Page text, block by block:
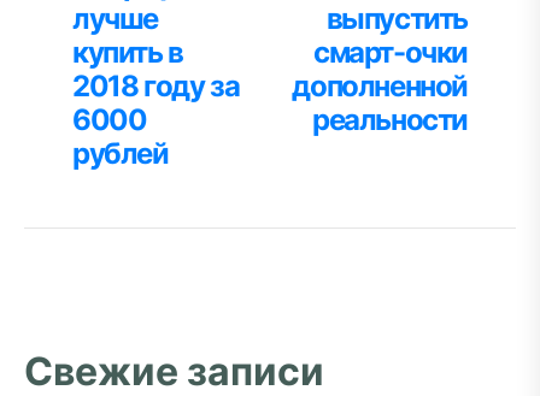
записям
лучше
купить в
2018 году за
6000
рублей
выпустить
смарт-очки
дополненной
реальности
Свежие записи